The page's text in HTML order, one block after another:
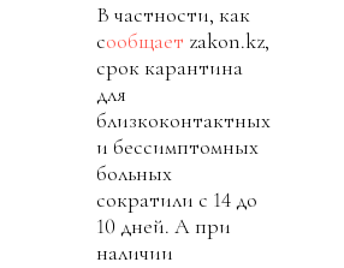
В частности, как
сообщает zakon.kz,
срок карантина
для
близкоконтактных
и бессимптомных
больных
сократили с 14 до
10 дней. А при
наличии